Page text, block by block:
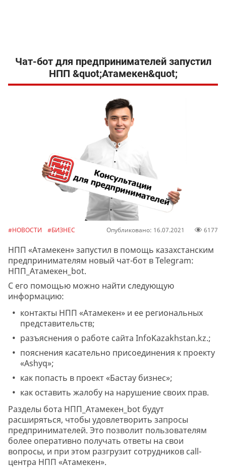
Чат-бот для предпринимателей запустил
НПП &quot;Атамекен&quot;
#НОВОСТИ #БИЗНЕС Опубликовано: 16.07.2021 6177
НПП «Атамекен» запустил в помощь казахстанским
предпринимателям новый чат-бот в Telegram:
НПП_Атамекен_bot.
С его помощью можно найти следующую
информацию:
контакты НПП «Атамекен» и ее региональных
представительств;
разъяснения о работе сайта InfoKazakhstan.kz.;
пояснения касательно присоединения к проекту
«Ashyq»;
как попасть в проект «Бастау бизнес»;
как оставить жалобу на нарушение своих прав.
Разделы бота НПП_Атамекен_bot будут
расширяться, чтобы удовлетворить запросы
предпринимателей. Это позволит пользователям
более оперативно получать ответы на свои
вопросы, и при этом разгрузит сотрудников call-
центра НПП «Атамекен».